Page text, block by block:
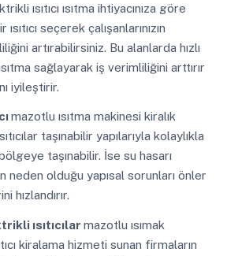
ısıtıcı ısıtma ihtiyacınıza göre
seçerek çalışanlarınızın
artırabilirsiniz. Bu alanlarda hızlı
sağlayarak iş verimliliğini arttırır
iyileştirir.
mazotlu ısıtma makinesi kiralık
taşınabilir yapılarıyla kolaylıkla
taşınabilir. İse su hasarı
neden olduğu yapısal sorunları önler
hızlandırır.
ısıtıcılar mazotlu ısımak
kiralama hizmeti sunan firmaların